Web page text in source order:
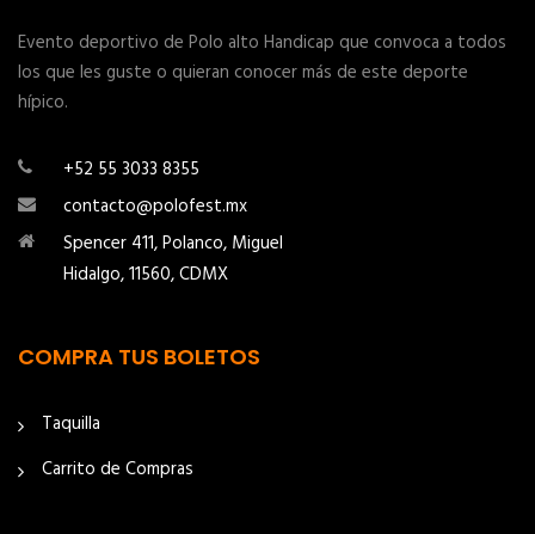
Evento deportivo de Polo alto Handicap que convoca a todos
los que les guste o quieran conocer más de este deporte
hípico.
+52 55 3033 8355
contacto@polofest.mx
Spencer 411, Polanco, Miguel
Hidalgo, 11560, CDMX
COMPRA TUS BOLETOS
Taquilla
Carrito de Compras